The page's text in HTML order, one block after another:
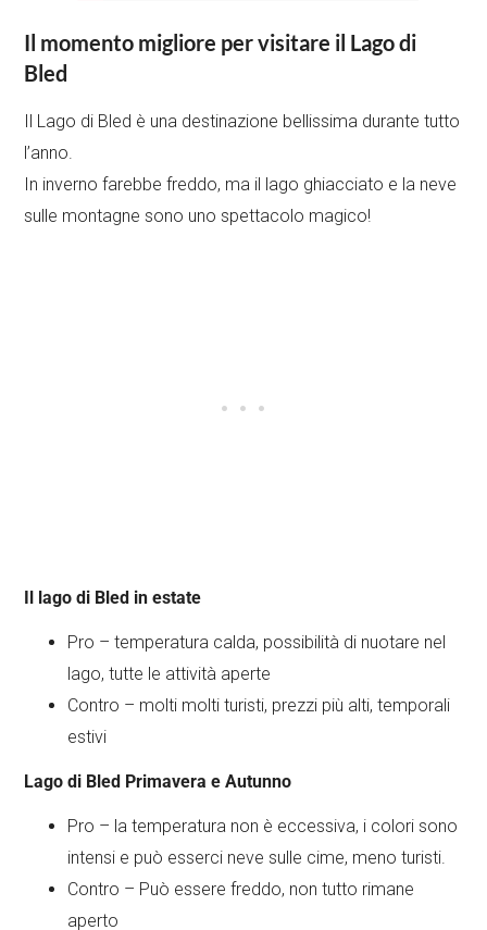
Il momento migliore per visitare il Lago di
Bled
Il Lago di Bled è una destinazione bellissima durante tutto
l’anno.
In inverno farebbe freddo, ma il lago ghiacciato e la neve
sulle montagne sono uno spettacolo magico!
Il lago di Bled in estate
Pro – temperatura calda, possibilità di nuotare nel
lago, tutte le attività aperte
Contro – molti molti turisti, prezzi più alti, temporali
estivi
Lago di Bled Primavera e Autunno
Pro – la temperatura non è eccessiva, i colori sono
intensi e può esserci neve sulle cime, meno turisti.
Contro – Può essere freddo, non tutto rimane
aperto